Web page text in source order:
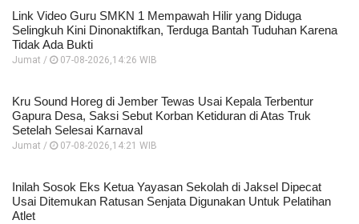
Link Video Guru SMKN 1 Mempawah Hilir yang Diduga
Selingkuh Kini Dinonaktifkan, Terduga Bantah Tuduhan Karena
Tidak Ada Bukti
Jumat / 07-08-2026,14:26 WIB
Kru Sound Horeg di Jember Tewas Usai Kepala Terbentur
Gapura Desa, Saksi Sebut Korban Ketiduran di Atas Truk
Setelah Selesai Karnaval
Jumat / 07-08-2026,14:21 WIB
Inilah Sosok Eks Ketua Yayasan Sekolah di Jaksel Dipecat
Usai Ditemukan Ratusan Senjata Digunakan Untuk Pelatihan
Atlet